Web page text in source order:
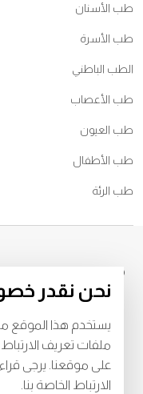
طب الأسنان
طب الأسرة
الطب الباطني
طب الأعصاب
طب العيون
طب الأطفال
طب الرئة
© 2026
جميع الحقوق
الصحة رقم BL69969،
Now
نحن نقدر
يستخدم هذا الموقع
ملفات تعريف
على موقعنا. يرجى
الارتباط الخاصة بنا.